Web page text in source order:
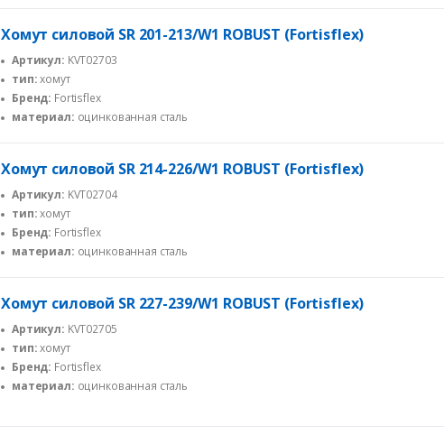
Хомут силовой SR 201-213/W1 ROBUST (Fortisflex)
Артикул: KVT02703
тип:хомут
Бренд: Fortisflex
материал: оцинкованная сталь
Хомут силовой SR 214-226/W1 ROBUST (Fortisflex)
Артикул: KVT02704
тип:хомут
Бренд: Fortisflex
материал: оцинкованная сталь
Хомут силовой SR 227-239/W1 ROBUST (Fortisflex)
Артикул: KVT02705
тип:хомут
Бренд: Fortisflex
материал: оцинкованная сталь